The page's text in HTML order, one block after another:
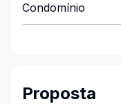
Condomínio
Proposta